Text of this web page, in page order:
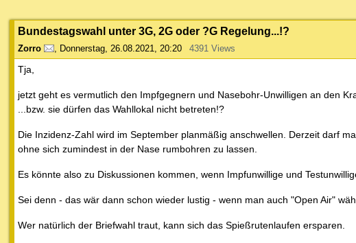
Bundestagswahl unter 3G, 2G oder ?G Regelung...!?
Zorro , Donnerstag, 26.08.2021, 20:20 4391 Views
Tja,
jetzt geht es vermutlich den Impfgegnern und Nasebohr-Unwilligen an den
...bzw. sie dürfen das Wahllokal nicht betreten!?
Die Inzidenz-Zahl wird im September planmäßig anschwellen. Derzeit darf
ohne sich zumindest in der Nase rumbohren zu lassen.
Es könnte also zu Diskussionen kommen, wenn Impfunwillige und
Sei denn - das wär dann schon wieder lustig - wenn man auch "Open Air"
Wer natürlich der Briefwahl traut, kann sich das Spießrutenlaufen ersparen.